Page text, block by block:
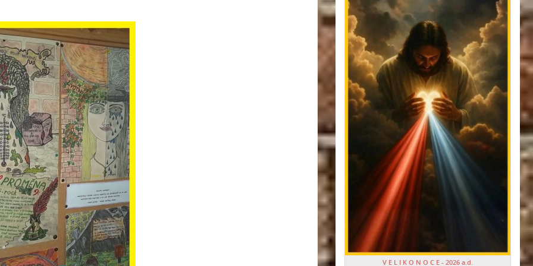
V E L I K O N O C E - 2026 a.d.